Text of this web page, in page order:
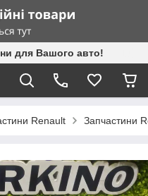
для Вашого авто!
Renault Запчастини